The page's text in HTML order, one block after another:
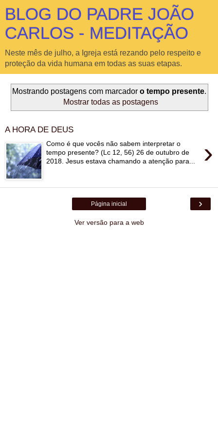
BLOG DO PADRE JOÃO
CARLOS - MEDITAÇÃO
Neste mês de julho, a Igreja está rezando pelo respeito e
proteção da vida humana em todas as suas etapas.
Mostrando postagens com marcador o tempo presente.
Mostrar todas as postagens
A HORA DE DEUS
›
Como é que vocês não sabem interpretar o
tempo presente? (Lc 12, 56) 26 de outubro de
2018. Jesus estava chamando a atenção para...
›
Página inicial
Ver versão para a web